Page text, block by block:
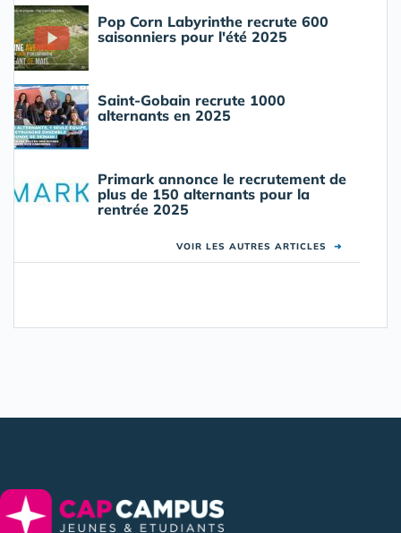
Pop Corn Labyrinthe recrute 600
saisonniers pour l'été 2025
Saint-Gobain recrute 1000
alternants en 2025
Primark annonce le recrutement de
plus de 150 alternants pour la
rentrée 2025
VOIR LES AUTRES ARTICLES ➜